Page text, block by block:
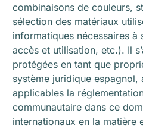
combinaisons de couleurs,
sélection des matériaux
informatiques nécessaires à
accès et utilisation, etc.). Il
protégées en tant que
système juridique espagnol,
applicables la
communautaire dans ce
internationaux en la matière